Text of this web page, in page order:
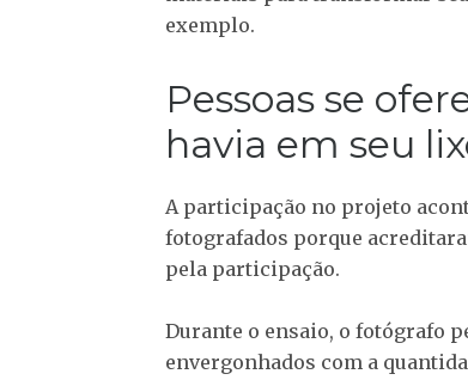
exemplo.
Pessoas se
havia em seu
A participação no projeto
fotografados porque
pela participação.
Durante o ensaio, o fotógrafo
envergonhados com a